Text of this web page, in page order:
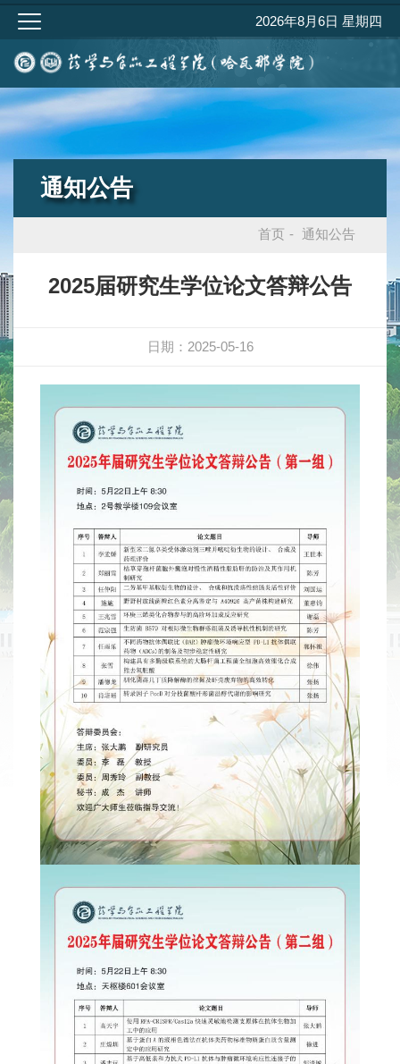
2026年8月6日 星期四
通知公告
首页 - 通知公告
2025届研究生学位论文答辩公告
日期：2025-05-16